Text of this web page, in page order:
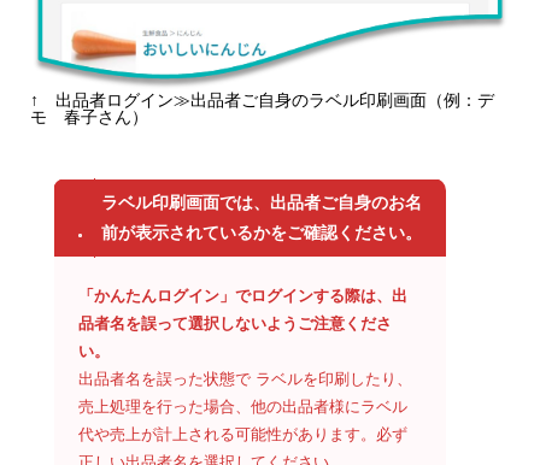
↑ 出品者ログイン≫出品者ご自身のラベル印刷画面（例：デ
モ 春子さん）
ラベル印刷画面では、出品者ご自身のお名
前が表示されているかをご確認ください。
「かんたんログイン」でログインする際は、出
品者名を誤って選択しないようご注意くださ
い。
出品者名を誤った状態で ラベルを印刷したり、
売上処理を行った場合、他の出品者様にラベル
代や売上が計上される可能性があります。必ず